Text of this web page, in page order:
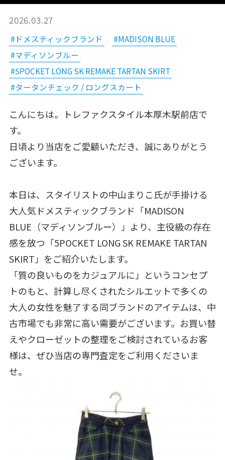
2026.03.27
#ドメスティックブランド
#MADISON BLUE
#マディソンブルー
#5POCKET LONG SK REMAKE TARTAN SKIRT
#タータンチェック / ロングスカート
こんにちは。トレファクスタイル本厚木駅前店で
す。
日頃より当店をご愛顧いただき、誠にありがとう
ございます。
本日は、スタイリストの中山まりこ氏が手掛ける
大人気ドメスティックブランド「MADISON
BLUE（マディソンブルー）」より、主役級の存在
感を放つ「5POCKET LONG SK REMAKE TARTAN
SKIRT」をご紹介いたします。
「質の良いものをカジュアルに」というコンセプ
トのもと、計算し尽くされたシルエットで多くの
大人の女性を魅了する同ブランドのアイテムは、中
古市場でも非常に高い需要がございます。お買い替
えやクローゼットの整理をご検討されているお客
様は、ぜひ当店の専門査定をご利用くださいま
せ。